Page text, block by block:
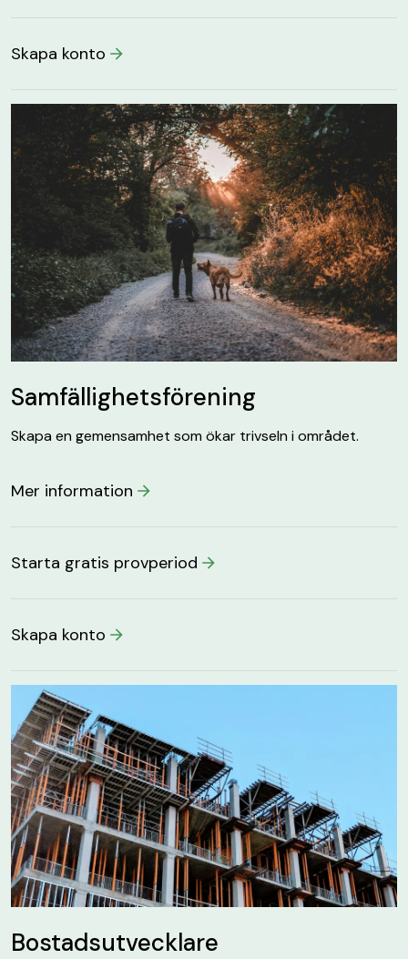
Skapa konto
Samfällighetsförening
Skapa en gemensamhet som ökar trivseln i området.
Mer information
Starta gratis provperiod
Skapa konto
Bostadsutvecklare